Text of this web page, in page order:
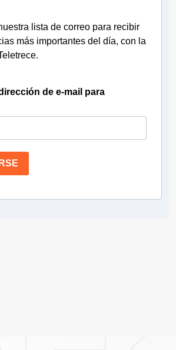
lista de correo para recibir
más importantes del día, con la
de e-mail para